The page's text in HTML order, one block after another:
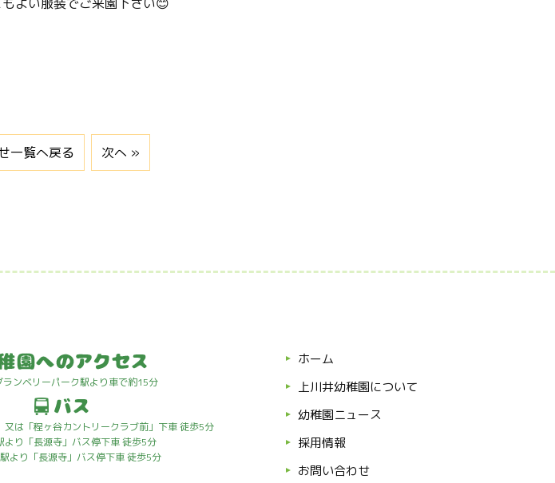
一覧へ戻る 次へ »
ランベリーパーク駅より車で約15分
又は「程ヶ谷カントリークラブ前」下車 徒歩5分
より「長源寺」バス停下車 徒歩5分
より「長源寺」バス停下車 徒歩5分
ホーム
上川井幼稚園について
幼稚園ニュース
採用情報
お問い合わせ